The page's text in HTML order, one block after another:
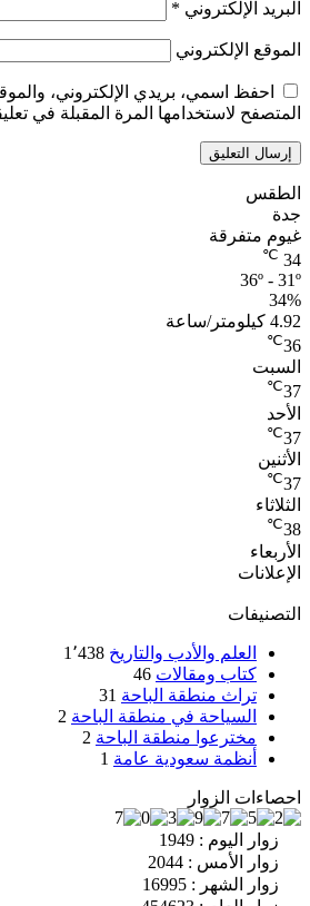
البريد الإلكتروني *
الموقع الإلكتروني
احفظ اسمي، بريدي الإلكتروني،
المتصفح لاستخدامها المرة المقبلة في
الطقس
جدة
غيوم متفرقة
34
℃
36º - 31º
34%
4.92 كيلومتر/ساعة
36
℃
السبت
37
℃
الأحد
37
℃
الأثنين
37
℃
الثلاثاء
38
℃
الأربعاء
الإعلانات
التصنيفات
العلم والأدب والتاريخ 1٬438
كتاب ومقالات 46
تراث منطقة الباحة 31
السياحة في منطقة الباحة 2
مخترعوا منطقة الباحة 2
أنظمة سعودية عامة 1
احصاءات الزوار
زوار اليوم : 1949
زوار الأمس : 2044
زوار الشهر : 16995